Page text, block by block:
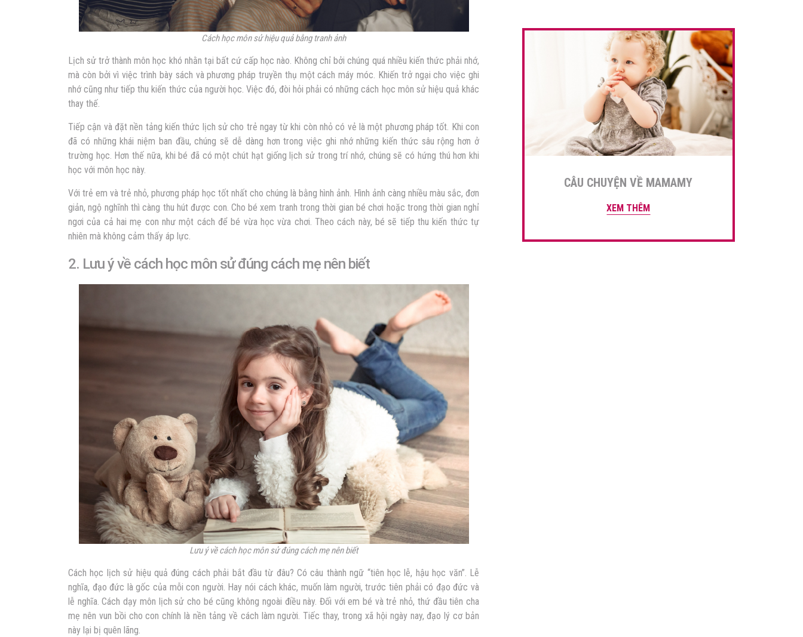
Cách học môn sử hiệu quả bằng tranh ảnh
Lịch sử trở thành môn học khó nhằn tại bất cứ cấp học nào. Không chỉ bởi chúng quá nhiều kiến thức phải nhớ,
mà còn bởi vì việc trình bày sách và phương pháp truyền thụ một cách máy móc. Khiến trở ngại cho việc ghi
nhớ cũng như tiếp thu kiến thức của người học. Việc đó, đòi hỏi phải có nhữngcách học môn sử hiệu quả khác
thay thế.
Tiếp cận và đặt nền tảng kiến thức lịch sử cho trẻ ngay từ khi còn nhỏ có vẻ là một phương pháp tốt. Khi con
đã có những khái niệm ban đầu, chúng sẽ dễ dàng hơn trong việc ghi nhớ những kiến thức sâu rộng hơn ở
trường học. Hơn thế nữa, khi bé đã có một chút hạt giống lịch sử trong trí nhớ, chúng sẽ có hứng thú hơn khi
học với môn học này.
Với trẻ em và trẻ nhỏ, phương pháp học tốt nhất cho chúng là bằng hình ảnh. Hình ảnh càng nhiều màu sắc, đơn
giản, ngộ nghĩnh thì càng thu hút được con. Cho bé xem tranh trong thời gian bé chơi hoặc trong thời gian nghỉ
ngơi của cả hai mẹ con như một cách để bé vừa học vừa chơi. Theo cách này, bé sẽ tiếp thu kiến thức tự
nhiên mà không cảm thấy áp lực.
2. Lưu ý về cách học môn sử đúng cách mẹ nên biết
Lưu ý về cách học môn sử đúng cách mẹ nên biết
Cách học lịch sử hiệu quả đúng cách phải bắt đầu từ đâu? Có câu thành ngữ “tiên học lễ, hậu học văn”. Lễ
nghĩa, đạo đức là gốc của mỗi con người. Hay nói cách khác, muốn làm người, trước tiên phải có đạo đức và
lễ nghĩa. Cách dạy môn lịch sử cho bé cũng không ngoài điều này. Đối với em bé và trẻ nhỏ, thứ đầu tiên cha
mẹ nên vun bồi cho con chính là nền tảng về cách làm người. Tiếc thay, trong xã hội ngày nay, đạo lý cơ bản
này lại bị quên lãng.
CÂU CHUYỆN VỀ MAMAMY
XEM THÊM